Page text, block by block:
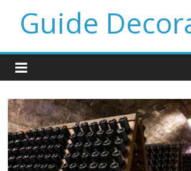
Guide